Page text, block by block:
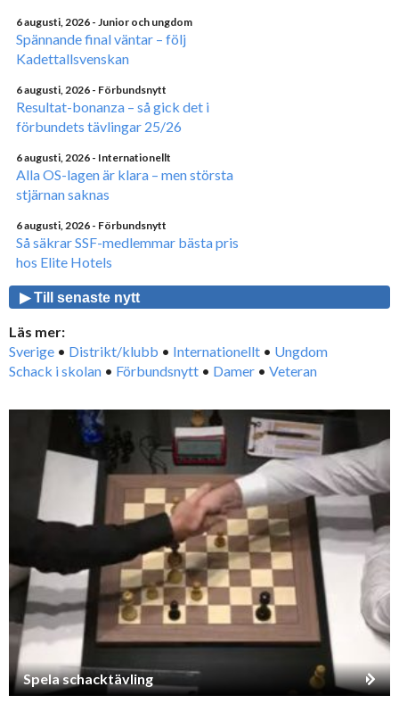
6 augusti, 2026 - Junior och ungdom
Spännande final väntar – följ
Kadettallsvenskan
6 augusti, 2026 - Förbundsnytt
Resultat-bonanza – så gick det i
förbundets tävlingar 25/26
6 augusti, 2026 - Internationellt
Alla OS-lagen är klara – men största
stjärnan saknas
6 augusti, 2026 - Förbundsnytt
Så säkrar SSF-medlemmar bästa pris
hos Elite Hotels
▶ Till senaste nytt
Läs mer:
Sverige • Distrikt/klubb • Internationellt • Ungdom
Schack i skolan • Förbundsnytt • Damer • Veteran
Spela schacktävling